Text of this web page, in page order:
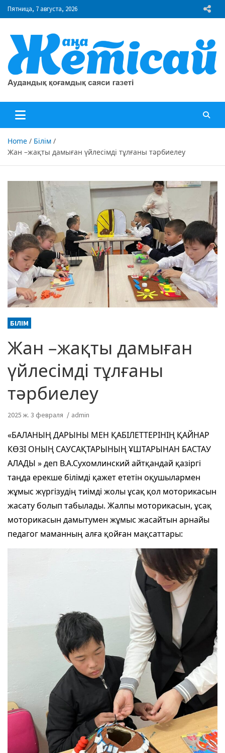
Skip
to
Пятница, 7 августа, 2026
"Жаңа Жетісай" газеті
Home
Білім
Жан –жақты дамыған үйлесімді тұлғаны тәрбиелеу
БІЛІМ
Жан –жақты дамыған
үйлесімді тұлғаны
тәрбиелеу
2025 ж. 3 февраля admin
«БАЛАНЫҢ ДАРЫНЫ МЕН ҚАБІЛЕТТЕРІНІҢ ҚАЙНАР
КӨЗІ ОНЫҢ САУСАҚТАРЫНЫҢ ҰШТАРЫНАН БАСТАУ
АЛАДЫ » деп В.А.Сухомлинский айтқандай қазіргі
таңда ерекше білімді қажет ететін оқушылармен
жұмыс жүргізудің тиімді жолы ұсақ қол моторикасын
жасату болып табылады. Жалпы моторикасын, ұсақ
моторикасын дамытумен жұмыс жасайтын арнайы
педагог маманның алға қойған мақсаттары: